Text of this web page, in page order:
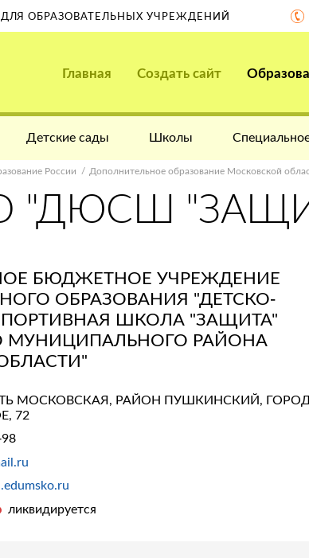
ОБРАЗОВАТЕЛЬНЫХ УЧРЕЖДЕНИЙ
Главная Создать сайт
Детские сады Школы
России Дополнительное образование Московской
"ДЮСШ
БЮДЖЕТНОЕ УЧРЕЖДЕНИЕ
ОБРАЗОВАНИЯ "ДЕТСКО-
ШКОЛА "ЗАЩИТА"
МУНИЦИПАЛЬНОГО РАЙОНА
МОСКОВСКАЯ, РАЙОН ПУШКИНСКИЙ,
72
ликвидируется